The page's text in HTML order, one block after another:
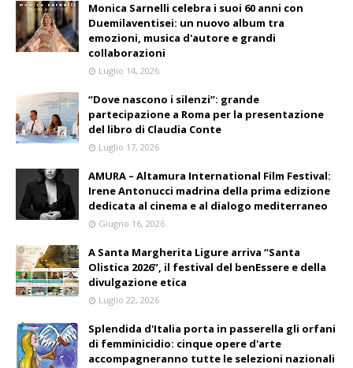
Monica Sarnelli celebra i suoi 60 anni con
Duemilaventisei: un nuovo album tra
emozioni, musica d'autore e grandi
collaborazioni
Luglio 14, 2026
“Dove nascono i silenzi”: grande
partecipazione a Roma per la presentazione
del libro di Claudia Conte
Luglio 17, 2026
AMURA – Altamura International Film Festival:
Irene Antonucci madrina della prima edizione
dedicata al cinema e al dialogo mediterraneo
Giugno 16, 2026
A Santa Margherita Ligure arriva “Santa
Olistica 2026”, il festival del benEssere e della
divulgazione etica
Luglio 22, 2026
Splendida d'Italia porta in passerella gli orfani
di femminicidio: cinque opere d'arte
accompagneranno tutte le selezioni nazionali